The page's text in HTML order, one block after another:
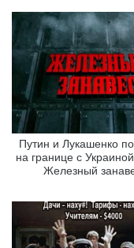
Путин и Лукашенко
на границе с
Железный